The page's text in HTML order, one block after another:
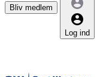
Bliv medlem
Log ind